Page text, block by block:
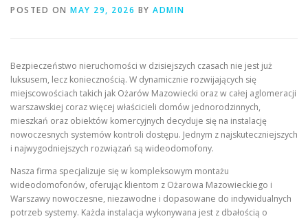
POSTED ON MAY 29, 2026 BY ADMIN
Bezpieczeństwo nieruchomości w dzisiejszych czasach nie jest już
luksusem, lecz koniecznością. W dynamicznie rozwijających się
miejscowościach takich jak Ożarów Mazowiecki oraz w całej aglomeracji
warszawskiej coraz więcej właścicieli domów jednorodzinnych,
mieszkań oraz obiektów komercyjnych decyduje się na instalację
nowoczesnych systemów kontroli dostępu. Jednym z najskuteczniejszych
i najwygodniejszych rozwiązań są wideodomofony.
Nasza firma specjalizuje się w kompleksowym montażu
wideodomofonów, oferując klientom z Ożarowa Mazowieckiego i
Warszawy nowoczesne, niezawodne i dopasowane do indywidualnych
potrzeb systemy. Każda instalacja wykonywana jest z dbałością o